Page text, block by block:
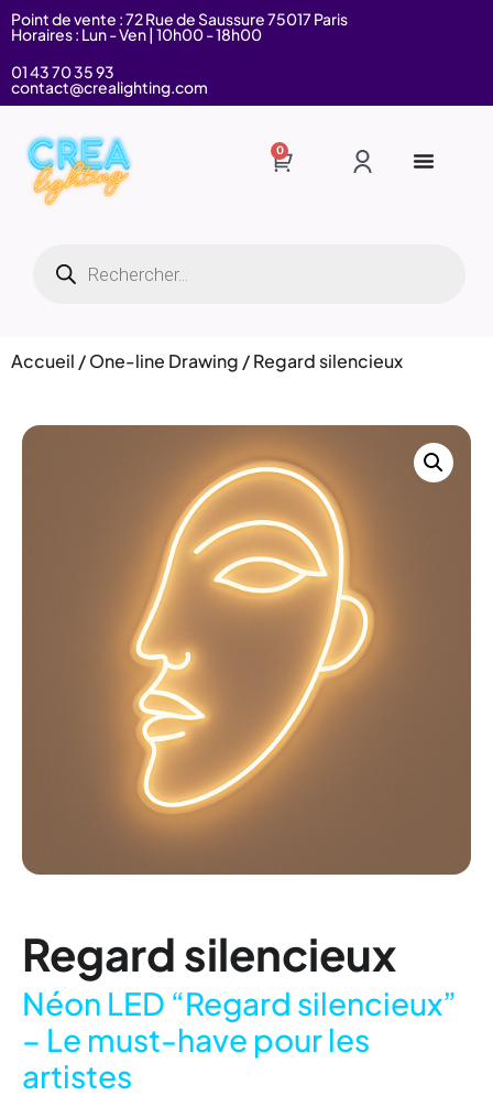
Point de vente : 72 Rue de Saussure 75017 Paris
Horaires : Lun - Ven | 10h00 - 18h00
01 43 70 35 93
contact@crealighting.com
0
Accueil /One-line Drawing / Regard silencieux
Regard silencieux
Néon LED “Regard silencieux”
– Le must-have pour les
artistes